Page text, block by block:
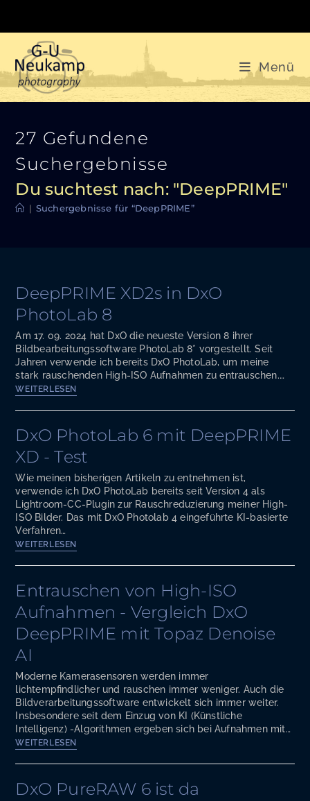
springen
Menü
27 Gefundene
Suchergebnisse
Du suchtest nach: "DeepPRIME"
| Suchergebnisse für “DeepPRIME”
DeepPRIME XD2s in DxO
PhotoLab 8
Am 17. 09. 2024 hat DxO die neueste Version 8 ihrer
Bildbearbeitungssoftware PhotoLab 8* vorgestellt. Seit
Jahren verwende ich bereits DxO PhotoLab, um meine
stark rauschenden High-ISO Aufnahmen zu entrauschen.…
WEITERLESEN
in
PhotoLab
8
DxO PhotoLab 6 mit DeepPRIME
XD - Test
Wie meinen bisherigen Artikeln zu entnehmen ist,
verwende ich DxO PhotoLab bereits seit Version 4 als
Lightroom-CC-Plugin zur Rauschreduzierung meiner High-
ISO Bilder. Das mit DxO Photolab 4 eingeführte KI-basierte
Verfahren…
WEITERLESEN
6
mit
DeepPRIME
XD
Entrauschen von High-ISO
Aufnahmen - Vergleich DxO
DeepPRIME mit Topaz Denoise
AI
Moderne Kamerasensoren werden immer
lichtempfindlicher und rauschen immer weniger. Auch die
Bildverarbeitungssoftware entwickelt sich immer weiter.
Insbesondere seit dem Einzug von KI (Künstliche
Intelligenz) -Algorithmen ergeben sich bei Aufnahmen mit…
WEITERLESEN
High-
Aufnahmen
DxO PureRAW 6 ist da